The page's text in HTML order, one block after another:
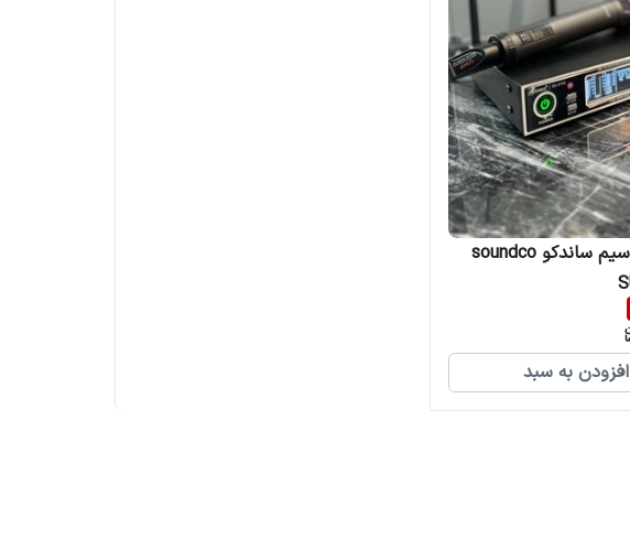
میکروفن بی سیم ساندکو soundco
افزودن به سبد